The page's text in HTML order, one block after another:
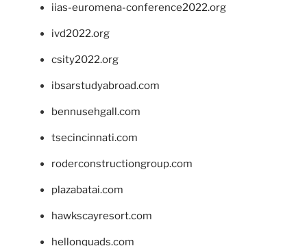
iias-euromena-conference2022.org
ivd2022.org
csity2022.org
ibsarstudyabroad.com
bennusehgall.com
tsecincinnati.com
roderconstructiongroup.com
plazabatai.com
hawkscayresort.com
hellonquads.com